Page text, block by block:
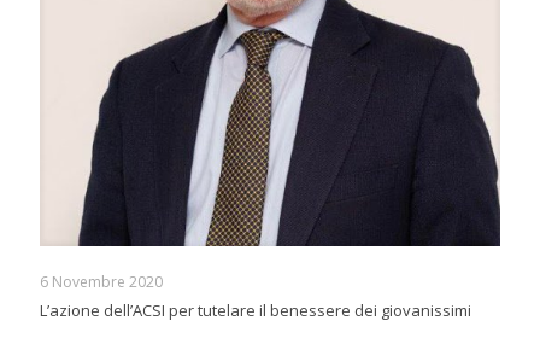
6 Novembre 2020
L’azione dell’ACSI per tutelare il benessere dei giovanissimi